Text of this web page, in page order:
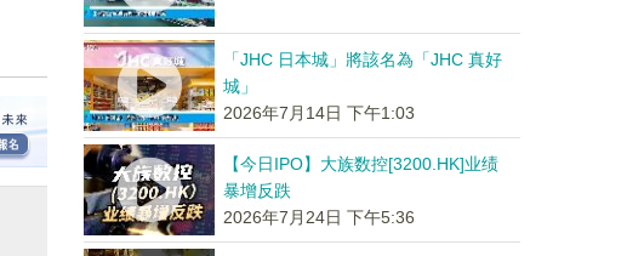
「JHC 日本城」將該名為「JHC 真好
城」
2026年7月14日 下午1:03
【今日IPO】大族数控[3200.HK]业绩
暴增反跌
2026年7月24日 下午5:36